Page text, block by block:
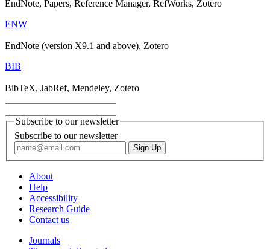
EndNote, Papers, Reference Manager, RefWorks, Zotero
ENW
EndNote (version X9.1 and above), Zotero
BIB
BibTeX, JabRef, Mendeley, Zotero
Subscribe to our newsletter
Subscribe to our newsletter
About
Help
Accessibility
Research Guide
Contact us
Journals